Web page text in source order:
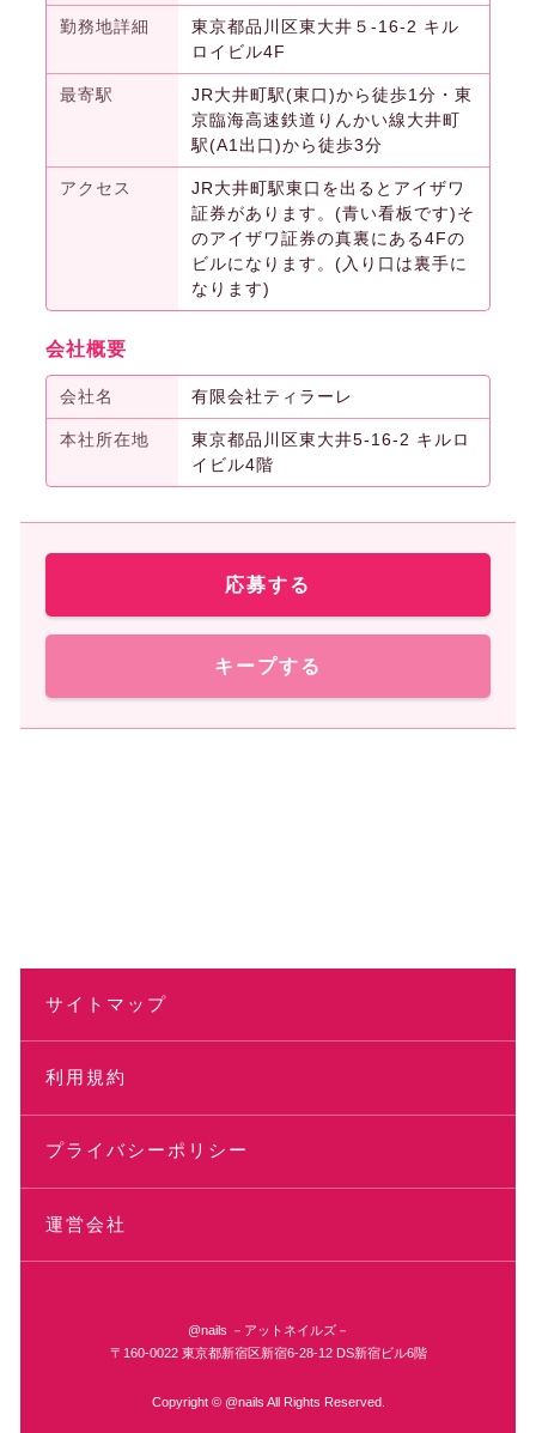
勤務地詳細
東京都品川区東大井５-16-2 キル
ロイビル4F
最寄駅
JR大井町駅(東口)から徒歩1分・東
京臨海高速鉄道りんかい線大井町
駅(A1出口)から徒歩3分
アクセス
JR大井町駅東口を出るとアイザワ
証券があります。(青い看板です)そ
のアイザワ証券の真裏にある4Fの
ビルになります。(入り口は裏手に
なります)
会社概要
会社名 有限会社ティラーレ
本社所在地
東京都品川区東大井5-16-2 キルロ
イビル4階
応募する
キープする
サイトマップ
利用規約
プライバシーポリシー
運営会社
@nails －アットネイルズ－
〒160-0022 東京都新宿区新宿6-28-12 DS新宿ビル6階
Copyright © @nails All Rights Reserved.